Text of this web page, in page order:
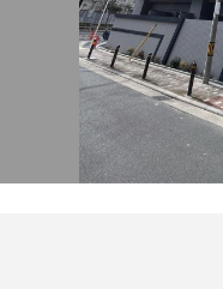
プライバシー